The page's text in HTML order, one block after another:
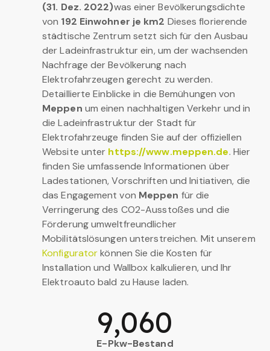
(31. Dez. 2022)was einer Bevölkerungsdichte
von 192 Einwohner je km2 Dieses florierende
städtische Zentrum setzt sich für den Ausbau
der Ladeinfrastruktur ein, um der wachsenden
Nachfrage der Bevölkerung nach
Elektrofahrzeugen gerecht zu werden.
Detaillierte Einblicke in die Bemühungen von
Meppen um einen nachhaltigen Verkehr und in
die Ladeinfrastruktur der Stadt für
Elektrofahrzeuge finden Sie auf der offiziellen
Website unter https://www.meppen.de. Hier
finden Sie umfassende Informationen über
Ladestationen, Vorschriften und Initiativen, die
das Engagement von Meppen für die
Verringerung des CO2-Ausstoßes und die
Förderung umweltfreundlicher
Mobilitätslösungen unterstreichen. Mit unserem
Konfiguratorkönnen Sie die Kosten für
Installation und Wallbox kalkulieren, und Ihr
Elektroauto bald zu Hause laden.
E-Pkw-Bestand
9,060